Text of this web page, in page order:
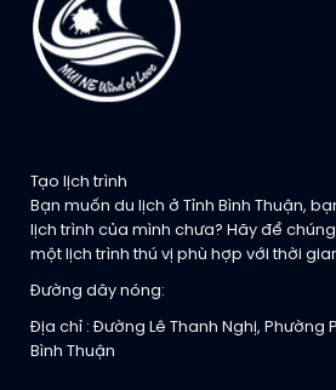
Tạo lịch trình
Bạn muốn du lịch ở Tỉnh Bình Thuận,
lịch trình của mình chưa? Hãy để
một lịch trình thú vị phù hợp với thời
Đường dây nóng:
Địa chỉ : Đường Lê Thanh Nghị, Phường
Bình Thuận